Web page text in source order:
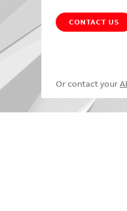
CONTACT US
Or contact your